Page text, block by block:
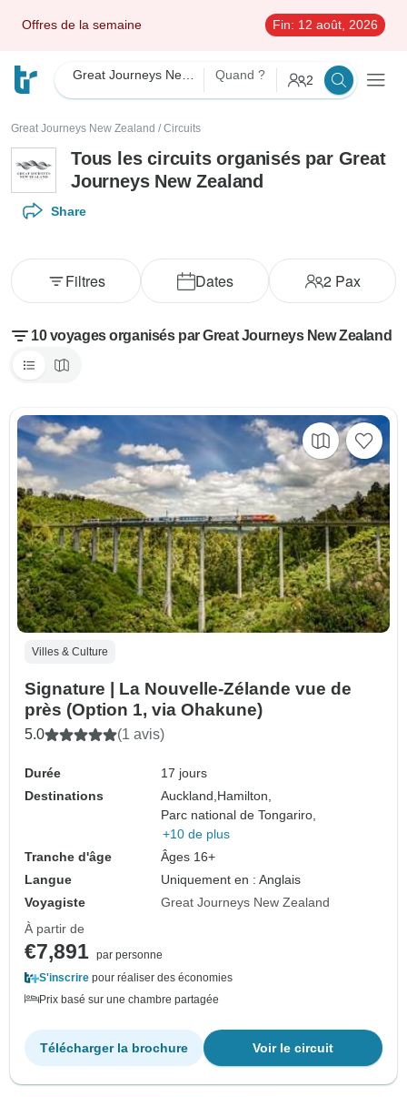
Offres de la semaine Fin: 12 août, 2026
Quand ? 2
Great Journeys New Zealand / Circuits
Tous les circuits organisés par Great
Journeys New Zealand
Share
Dates 2Pax
Filtres
10 voyages organisés par Great Journeys New Zealand
Villes & Culture
Signature | La Nouvelle-Zélande vue de
près (Option 1, via Ohakune)
5.0 (1 avis)
Durée
17 jours
Destinations
Auckland, Hamilton,
Parc national de Tongariro,
+10 de plus
Tranche d'âge
Âges 16+
Langue
Uniquement en : Anglais
Voyagiste
Great Journeys New Zealand
À partir de
€7,891 par personne
S'inscrire pour réaliser des économies
Prix basé sur une chambre partagée
Voir le circuit
Télécharger la brochure